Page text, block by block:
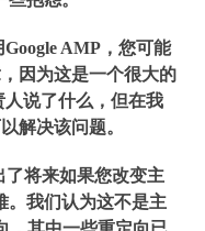
AMP，您可能
因为这是一个很大的
人说了什么，但在我
解决该问题。
了将来如果您改变主
。我们认为这不是主